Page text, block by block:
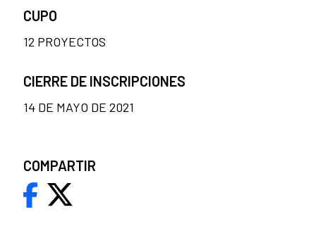
CUPO
12 PROYECTOS
CIERRE DE INSCRIPCIONES
14 DE MAYO DE 2021
COMPARTIR